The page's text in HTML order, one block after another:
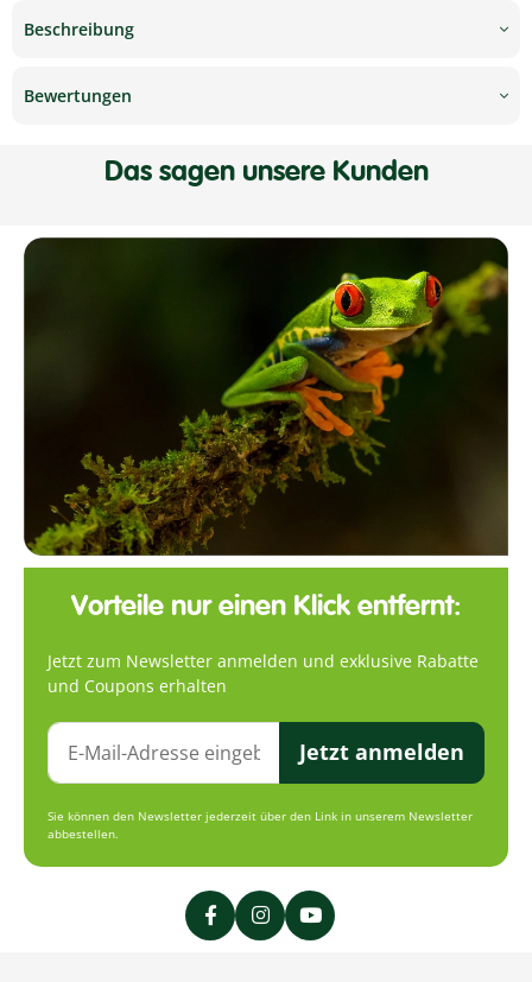
Beschreibung
Bewertungen
Das sagen unsere Kunden
Vorteile nur einen Klick entfernt:
Jetzt zum Newsletter anmelden und exklusive Rabatte
und Coupons erhalten
Jetzt anmelden
Sie können den Newsletter jederzeit über den Link in unserem Newsletter
abbestellen.